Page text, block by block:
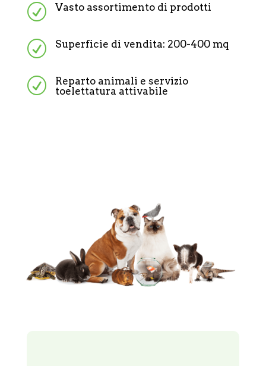
R Vasto assortimento di prodotti
R Superficie di vendita: 200-400 mq
R
Reparto animali e servizio
toelettatura attivabile